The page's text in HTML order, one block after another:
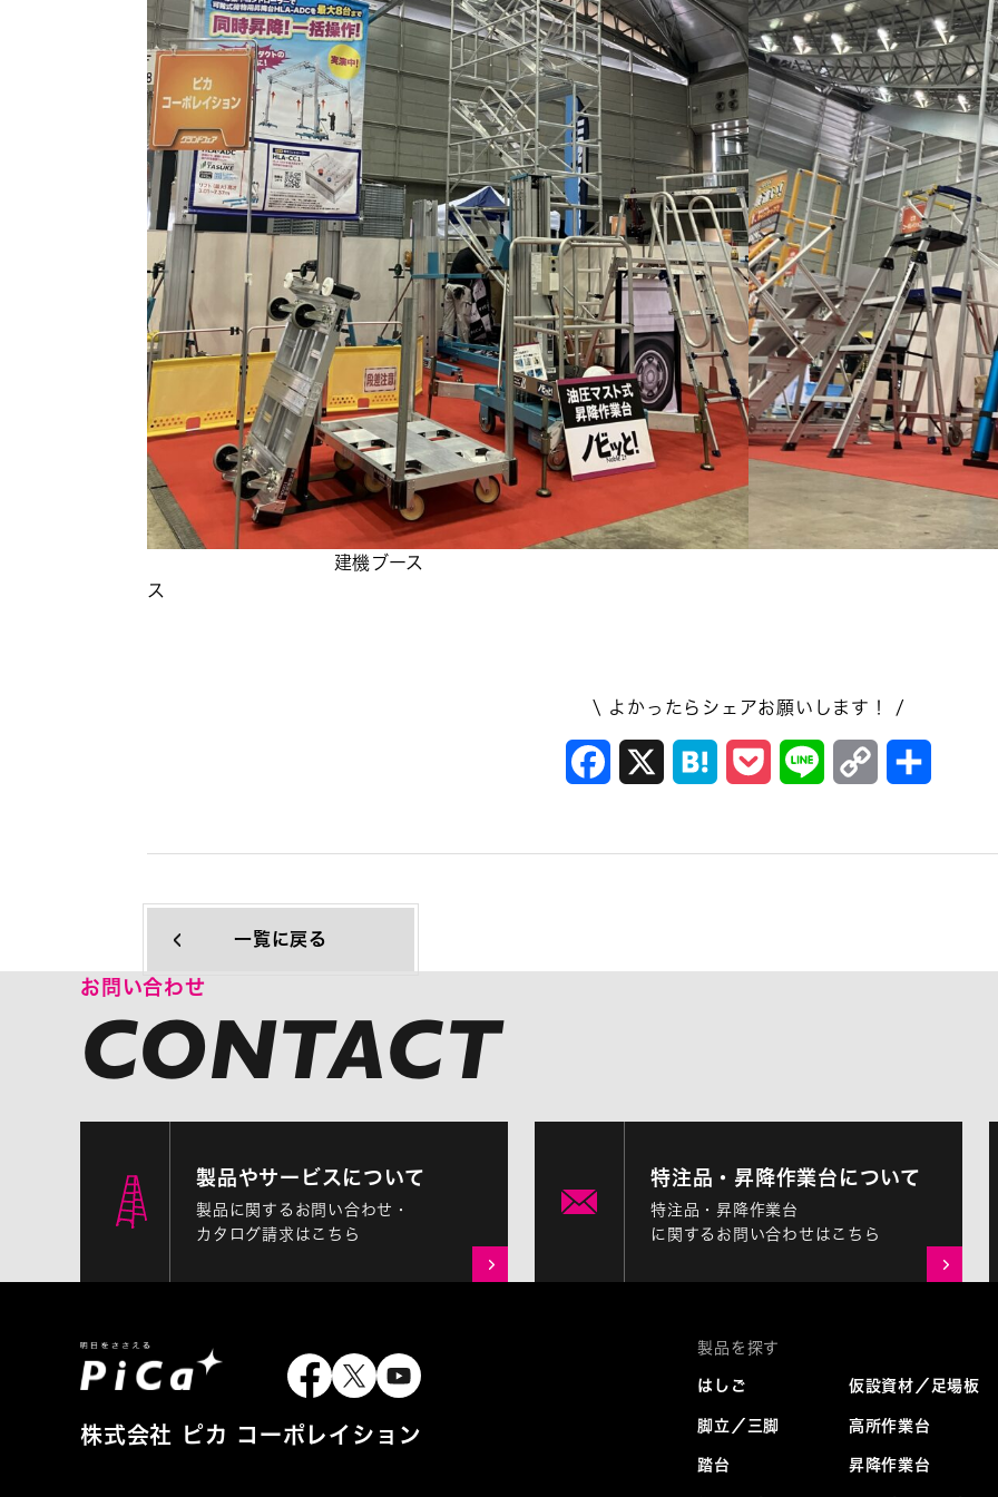
建機ブース 機電
ス
\ よかったらシェアお願いします！ /
Facebook Hatena Pocket Line Copy
一覧に戻る
お問い合わせ
製品やサービスについて
製品に関するお問い合わせ・
カタログ請求はこちら
特注品・昇降作業台について
特注品・昇降作業台
に関するお問い合わせはこちら
株式会社 ピカ コーポレイション
はしご
脚立／三脚
踏台
仮設資材／足場板
高所作業台
昇降作業台